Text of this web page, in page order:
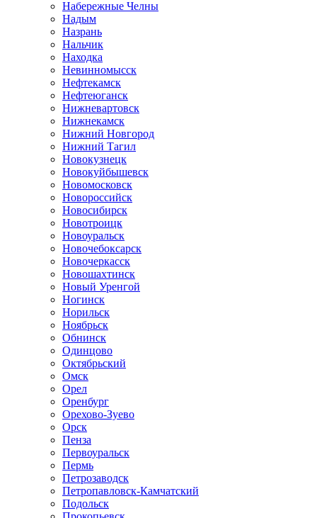
Набережные Челны
Надым
Назрань
Нальчик
Находка
Невинномысск
Нефтекамск
Нефтеюганск
Нижневартовск
Нижнекамск
Нижний Новгород
Нижний Тагил
Новокузнецк
Новокуйбышевск
Новомосковск
Новороссийск
Новосибирск
Новотроицк
Новоуральск
Новочебоксарск
Новочеркасск
Новошахтинск
Новый Уренгой
Ногинск
Норильск
Ноябрьск
Обнинск
Одинцово
Октябрьский
Омск
Орел
Оренбург
Орехово-Зуево
Орск
Пенза
Первоуральск
Пермь
Петрозаводск
Петропавловск-Камчатский
Подольск